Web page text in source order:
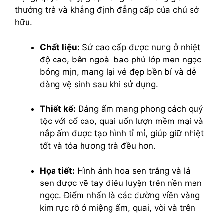
thưởng trà và khẳng định đẳng cấp của chủ sở
hữu.
Chất liệu: Sứ cao cấp được nung ở nhiệt
độ cao, bên ngoài bao phủ lớp men ngọc
bóng mịn, mang lại vẻ đẹp bền bỉ và dễ
dàng vệ sinh sau khi sử dụng.
Thiết kế: Dáng ấm mang phong cách quý
tộc với cổ cao, quai uốn lượn mềm mại và
nắp ấm được tạo hình tỉ mỉ, giúp giữ nhiệt
tốt và tỏa hương trà đều hơn.
Họa tiết: Hình ảnh hoa sen trắng và lá
sen được vẽ tay điêu luyện trên nền men
ngọc. Điểm nhấn là các đường viền vàng
kim rực rỡ ở miệng ấm, quai, vòi và trên